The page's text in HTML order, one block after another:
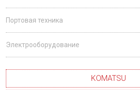
Портовая техника
Электрооборудование
KOMATSU